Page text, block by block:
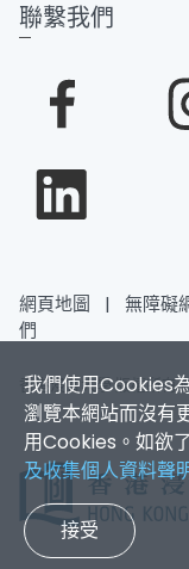
我們使用Cookies
瀏覽本網站而沒有
用Cookies。如欲
及收集個人資料聲
接受
聯繫我們
網頁地圖 | 無障礙
們
香港浸會大學 版權所有